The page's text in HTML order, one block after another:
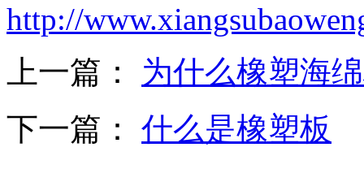
http://
上一篇： 为什么橡塑海
下一篇： 什么是橡塑板